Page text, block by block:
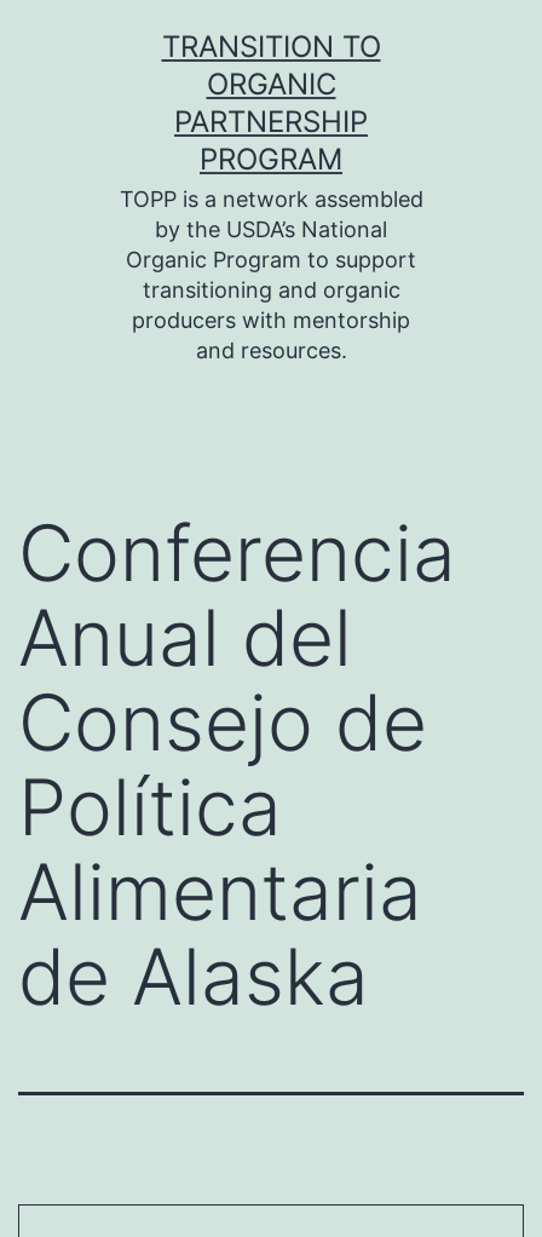
TRANSITION TO
ORGANIC
PARTNERSHIP
PROGRAM
TOPP is a network assembled
by the USDA’s National
Organic Program to support
transitioning and organic
producers with mentorship
and resources.
Conferencia
Anual del
Consejo de
Política
Alimentaria
de Alaska